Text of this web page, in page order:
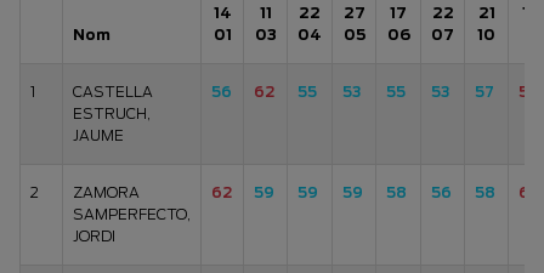
Nom
14
01
11
03
22
04
27
05
17
06
22
07
21
10
18
1
CASTELLA
ESTRUCH,
JAUME
56 62 55 53 55 53 57 58
2
ZAMORA
SAMPERFECTO,
JORDI
62 59 59 59 58 56 58 65